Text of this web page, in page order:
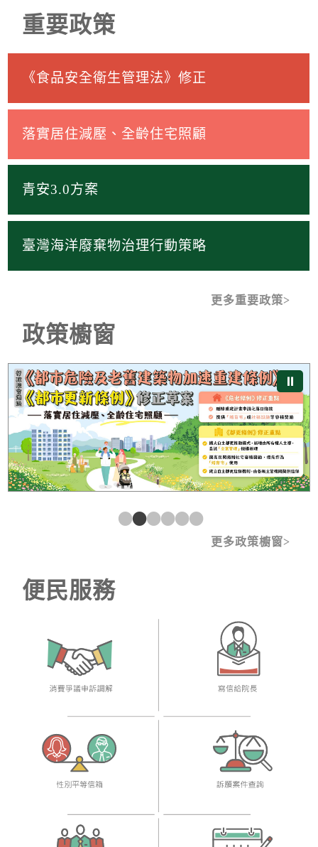
重要政策
《食品安全衛生管理法》修正
落實居住減壓、全齡住宅照顧
青安3.0方案
臺灣海洋廢棄物治理行動策略
更多重要政策
政策櫥窗
⏸
《都市危險及老舊建築物加速重建條例》及《都市更新條
更多政策櫥窗
便民服務